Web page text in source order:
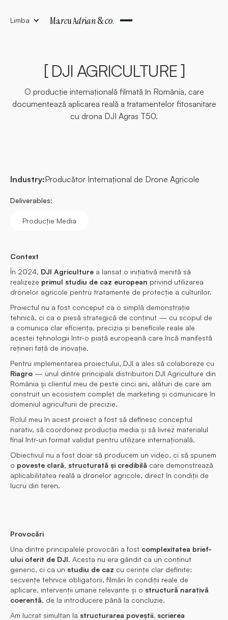
Limba Marcu Adrian&co.
[ DJI AGRICULTURE ]
O producție internațională filmată în România, care
documentează aplicarea reală a tratamentelor fitosanitare
cu drona DJI Agras T50.
Industry:Producător Internațional de Drone Agricole
Deliverables:
Producție Media
Context
În 2024, DJI Agriculture a lansat o inițiativă menită să
realizeze primul studiu de caz european privind utilizarea
dronelor agricole pentru tratamente de protecție a culturilor.
Proiectul nu a fost conceput ca o simplă demonstrație
tehnică, ci ca o piesă strategică de conținut — cu scopul de
a comunica clar eficiența, precizia și beneficiile reale ale
acestei tehnologii într-o piață europeană care încă manifestă
rețineri față de inovație.
Pentru implementarea proiectului, DJI a ales să colaboreze cu
Riagro — unul dintre principalii distribuitori DJI Agriculture din
România și clientul meu de peste cinci ani, alături de care am
construit un ecosistem complet de marketing și comunicare în
domeniul agriculturii de precizie.
Rolul meu în acest proiect a fost să definesc conceptul
narativ, să coordonez producția media și să livrez materialul
final într-un format validat pentru utilizare internațională.
Obiectivul nu a fost doar să producem un video, ci să spunem
o poveste clară, structurată și credibilă care demonstrează
aplicabilitatea reală a dronelor agricole, direct în condiții de
lucru din teren.
Provocări
Una dintre principalele provocări a fost complexitatea brief-
ului oferit de DJI. Acesta nu era gândit ca un conținut
generic, ci ca un studiu de caz cu cerințe clar definite:
secvențe tehnice obligatorii, filmări în condiții reale de
aplicare, intervenții umane relevante și o structură narativă
coerentă, de la introducere până la concluzie.
Am lucrat simultan la structurarea poveștii, scrierea